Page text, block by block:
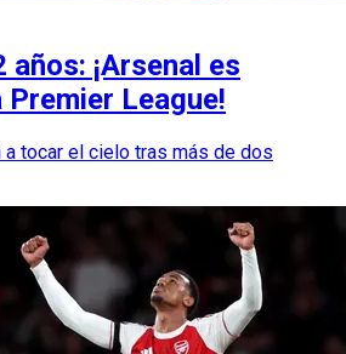
años: ¡Arsenal es
Premier League!
a tocar el cielo tras más de dos